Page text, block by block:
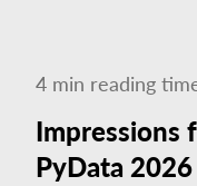
4 min reading
Impressions
PyData